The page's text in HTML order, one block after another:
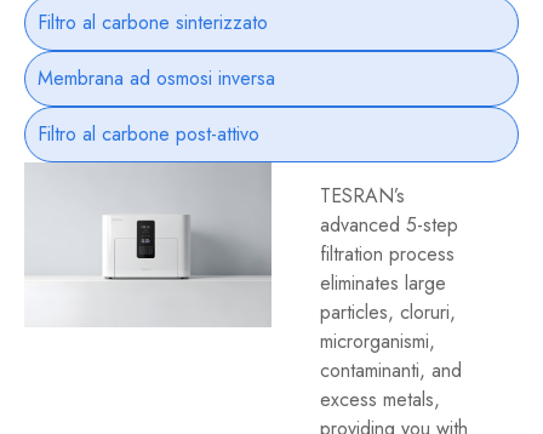
Filtro al carbone sinterizzato
Membrana ad osmosi inversa
Filtro al carbone post-attivo
TESRAN’s
advanced 5-step
filtration process
eliminates large
particles, cloruri,
microrganismi,
contaminanti, and
excess metals,